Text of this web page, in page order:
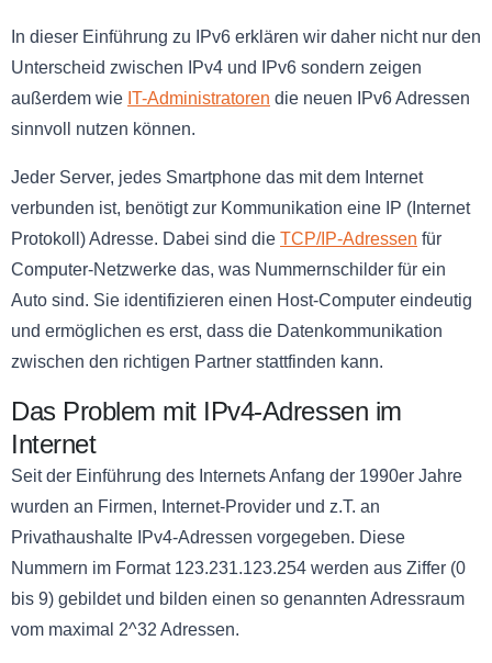
In dieser Einführung zu IPv6 erklären wir daher nicht nur den
Unterscheid zwischen IPv4 und IPv6 sondern zeigen
außerdem wie IT-Administratoren die neuen IPv6 Adressen
sinnvoll nutzen können.
Jeder Server, jedes Smartphone das mit dem Internet
verbunden ist, benötigt zur Kommunikation eine IP (Internet
Protokoll) Adresse. Dabei sind die TCP/IP-Adressen für
Computer-Netzwerke das, was Nummernschilder für ein
Auto sind. Sie identifizieren einen Host-Computer eindeutig
und ermöglichen es erst, dass die Datenkommunikation
zwischen den richtigen Partner stattfinden kann.
Das Problem mit IPv4-Adressen im
Internet
Seit der Einführung des Internets Anfang der 1990er Jahre
wurden an Firmen, Internet-Provider und z.T. an
Privathaushalte IPv4-Adressen vorgegeben. Diese
Nummern im Format 123.231.123.254 werden aus Ziffer (0
bis 9) gebildet und bilden einen so genannten Adressraum
vom maximal 2^32 Adressen.